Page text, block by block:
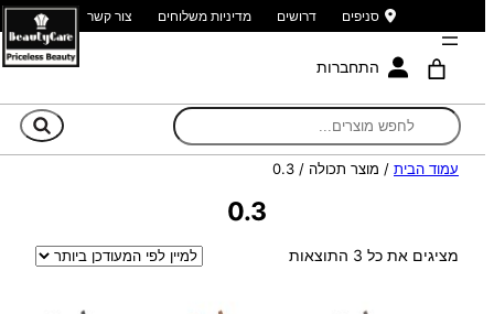
סניפים דרושים מדיניות משלוחים צור קשר
התחברות
עמוד הבית / מוצר תכולה / 0.3
0.3
מציגים את כל ⁦3⁩ התוצאות
ממוין